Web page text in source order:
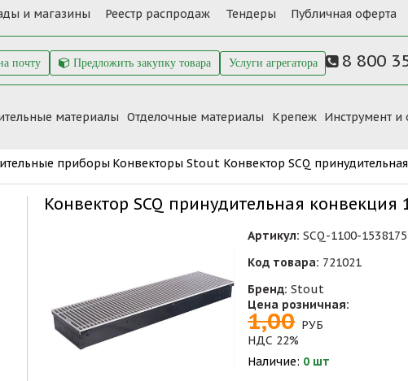
и магазины Реестр распродаж Тендеры Публичная оферта
почту Предложить закупку товара Услуги агрегатора 8 800
материалы Отделочные материалы Крепеж Инструмент и
приборы Конвекторы Stout Конвектор SCQ
Конвектор SCQ принудительная конвекция
Артикул: SCQ-1100-1538175
Код товара: 721021
Бренд: Stout
Цена розничная:
1,00 РУБ
НДС 22%
Наличие: 0 шт